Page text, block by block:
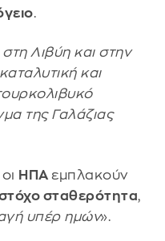
.
Λιβύη και στην
και
της Γαλάζιας
ΗΠΑ εμπλακούν
σταθερότητα,
υπέρ ημών».